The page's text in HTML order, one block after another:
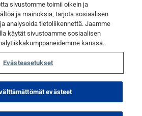
Evästekäytännöt
sivustomme toimii oikein ja
ja mainoksia, tarjota sosiaalisen
analysoida tietoliikennettä. Jaamme
käytät sivustoamme sosiaalisen
kanssa..
Evästeasetukset
evästeet